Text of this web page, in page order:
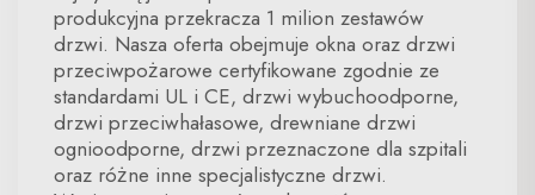
produkcyjna przekracza 1 milion zestawów
drzwi. Nasza oferta obejmuje okna oraz drzwi
przeciwpożarowe certyfikowane zgodnie ze
standardami UL i CE, drzwi wybuchoodporne,
drzwi przeciwhałasowe, drewniane drzwi
ognioodporne, drzwi przeznaczone dla szpitali
oraz różne inne specjalistyczne drzwi.